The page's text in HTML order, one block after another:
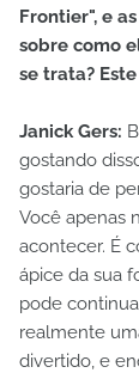
Frontier", e
sobre como
se trata?
Janick Gers:
gostando
gostaria de
Você apenas
acontecer. É
ápice da sua
pode
realmente
divertido, e